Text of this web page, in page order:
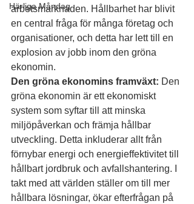
Härliga Måndag
arbetsmarknaden. Hållbarhet har blivit
en central fråga för många företag och
organisationer, och detta har lett till en
explosion av jobb inom den gröna
ekonomin.
Den gröna ekonomins framväxt: Den
gröna ekonomin är ett ekonomiskt
system som syftar till att minska
miljöpåverkan och främja hållbar
utveckling. Detta inkluderar allt från
förnybar energi och energieffektivitet till
hållbart jordbruk och avfallshantering. I
takt med att världen ställer om till mer
hållbara lösningar, ökar efterfrågan på